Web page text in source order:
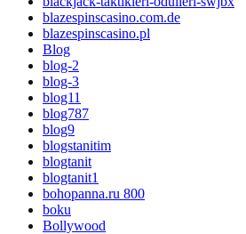
blazespinscasino.com.de
blazespinscasino.pl
Blog
blog-2
blog-3
blog11
blog787
blog9
blogstanitim
blogtanit
blogtanit1
bohopanna.ru 800
boku
Bollywood